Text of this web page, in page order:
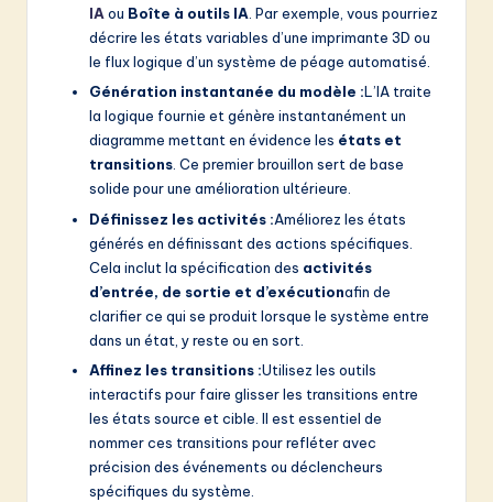
IAou Boîte à outils IA. Par exemple, vous pourriez
décrire les états variables d’une imprimante 3D ou
le flux logique d’un système de péage automatisé.
Génération instantanée du modèle :L’IA traite
la logique fournie et génère instantanément un
diagramme mettant en évidence les états et
transitions. Ce premier brouillon sert de base
solide pour une amélioration ultérieure.
Définissez les activités :Améliorez les états
générés en définissant des actions spécifiques.
Cela inclut la spécification des activités
d’entrée, de sortie et d’exécutionafin de
clarifier ce qui se produit lorsque le système entre
dans un état, y reste ou en sort.
Affinez les transitions :Utilisez les outils
interactifs pour faire glisser les transitions entre
les états source et cible. Il est essentiel de
nommer ces transitions pour refléter avec
précision des événements ou déclencheurs
spécifiques du système.